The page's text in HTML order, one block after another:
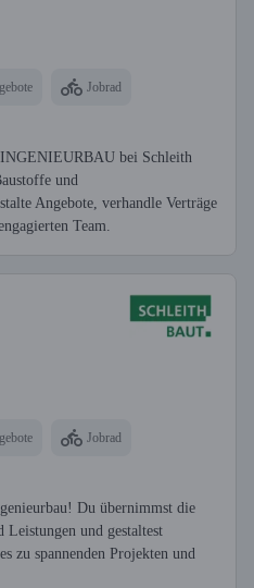
Jobrad
bei Schleith
und
Angebote, verhandle Verträge
Team.
Jobrad
Du übernimmst die
Leistungen und gestaltest
zu spannenden Projekten und